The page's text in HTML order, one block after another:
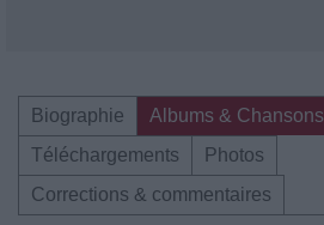
Biographie
Albums & Chansons
Téléchargements
Photos
Corrections & commentaires